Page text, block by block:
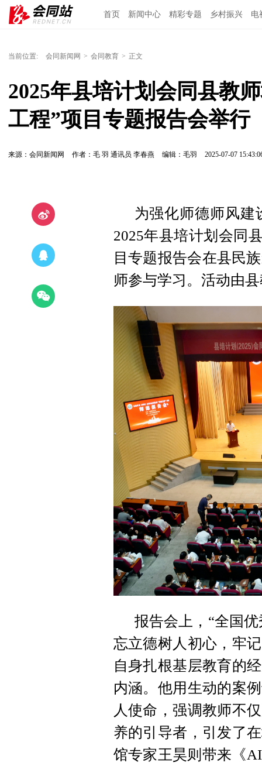
首页 新闻中心 精彩专题 乡村振兴 电
当前位置: 会同新闻网 > 会同教育 > 正文
2025年县培计划会同县教
工程”项目专题报告会举行
来源：会同新闻网 作者：毛 羽 通讯员 李春燕 编辑：毛羽 2025-07-07
为强化师德师风建
2025年县培计划会同
目专题报告会在县民
师参与学习。活动由
报告会上，“全国
忘立德树人初心，牢
自身扎根基层教育的
内涵。他用生动的案
人使命，强调教师不
养的引导者，引发了
馆专家王昊则带来《